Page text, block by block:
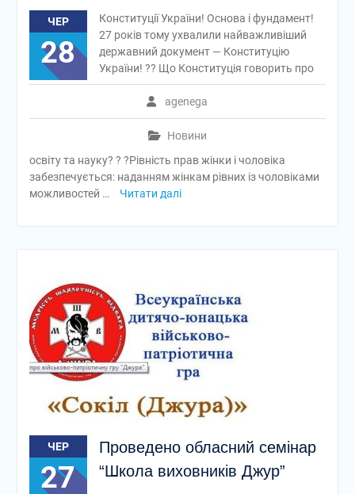
ЧЕР
28
agenega
Новини
Конституції України! Основа і фундамент!
27 років тому ухвалили найважливіший
державний документ — Конституцію
України! ?? Що Конституція говорить про
освіту та науку? ? ?Рівність прав жінки і чоловіка
забезпечується: наданням жінкам рівних із чоловіками
можливостей …
Читати далі
ЧЕР
27
Проведено обласний семінар
“Школа виховників Джур”